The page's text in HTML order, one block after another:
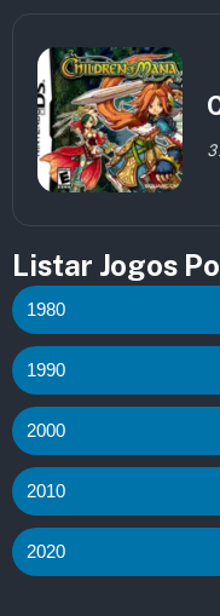
Listar Jogos
1980
1990
2000
2010
2020